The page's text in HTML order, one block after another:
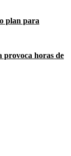
plan para
provoca horas de